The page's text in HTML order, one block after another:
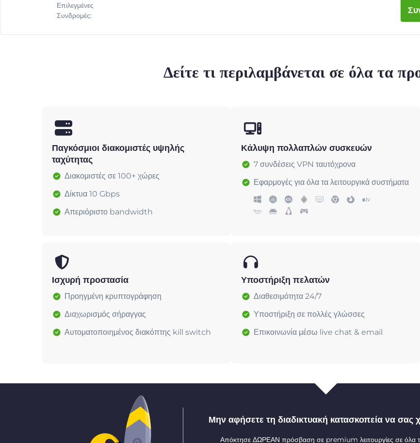
Επιλεγμένες
Συνδρομές:
Δείτε τι περιλαμβάνεται σε όλα τα
Παγκόσμιοι διακομιστές υψηλής
ταχύτητας
Διακομιστές σε 100+ χώρες
Δίκτυα 10 Gbps
Απεριόριστο bandwidth
Κάλυψη πολλαπλών συσκευών
7 συνδέσεις VPN ταυτόχρονα
Εφαρμογές για όλα τα λειτουργικά συστήματα
Ισχυρή προστασία
Προηγμένη κρυπτογράφηση
Διαχωρισμός σήραγγας
Αυτοματοποιημένος διακόπτης kill switch
Υποστήριξη πελατών
Διαθεσιμότητα 24/7
Υποστήριξη σε πολλές γλώσσες
Επικοινωνία μέσω live chat & email
Μην αφήσετε τη διαδικτυακή κατασκοπεία να σας
Απόκτησε ΔΩΡΕΑΝ πρόσβαση σε premium λειτουργίες σε όλα